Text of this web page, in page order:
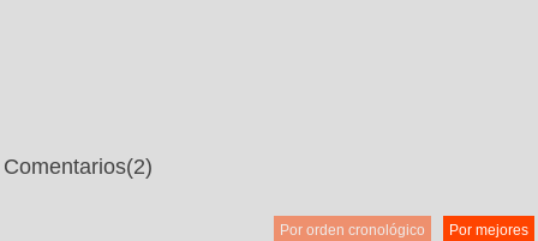
Comentarios(2)
Por mejores
Por orden cronológico